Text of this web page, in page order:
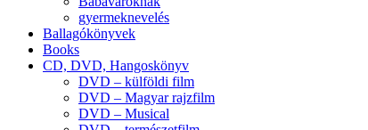
gyermeknevelés
Ballagókönyvek
Books
CD, DVD, Hangoskönyv
DVD – külföldi film
DVD – Magyar rajzfilm
DVD – Musical